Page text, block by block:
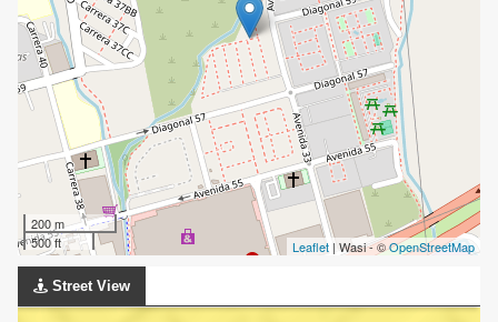
200 m
500 ft
Leaflet | Wasi - ©OpenStreetMap
Street View